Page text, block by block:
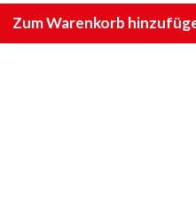
Zum Warenkorb